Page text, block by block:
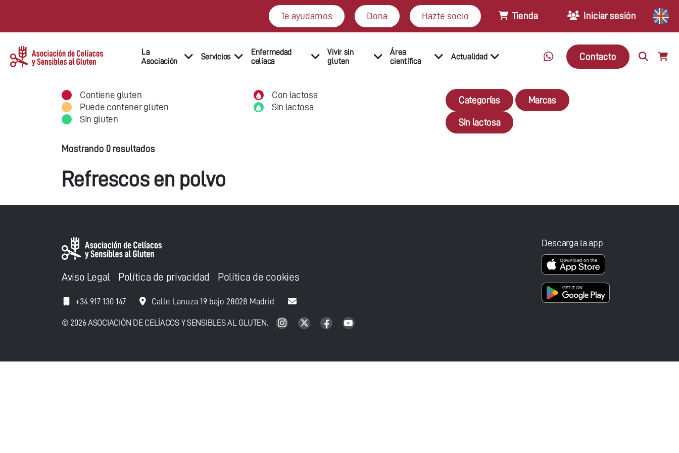
Te ayudamos Dona Hazte socio Tienda Iniciar sesión
La
Asociación
Servicios
Enfermedad
celíaca
Vivir sin
gluten
Área
científica
Actualidad Contacto
Contiene gluten
Puede contener gluten
Sin gluten
Con lactosa
Sin lactosa
Categorías Marcas
Sin lactosa
Mostrando 0 resultados
Refrescos en polvo
Aviso Legal Política de privacidad Política de cookies
+34 917 130 147 Calle Lanuza 19 bajo 28028 Madrid
© 2026 ASOCIACIÓN DE CELÍACOS Y SENSIBLES AL GLUTEN.
Descarga la app